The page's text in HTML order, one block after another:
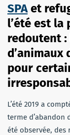
SPAet
l’été est la
redoutent :
d’animaux
pour
L’été 2019 a
terme d’abandon
été observée, des